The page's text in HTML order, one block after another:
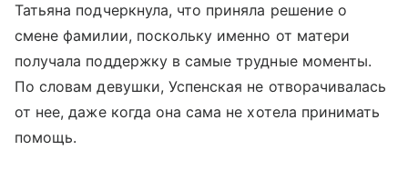
Татьяна подчеркнула, что приняла решение о
смене фамилии, поскольку именно от матери
получала поддержку в самые трудные моменты.
По словам девушки, Успенская не отворачивалась
от нее, даже когда она сама не хотела принимать
помощь.